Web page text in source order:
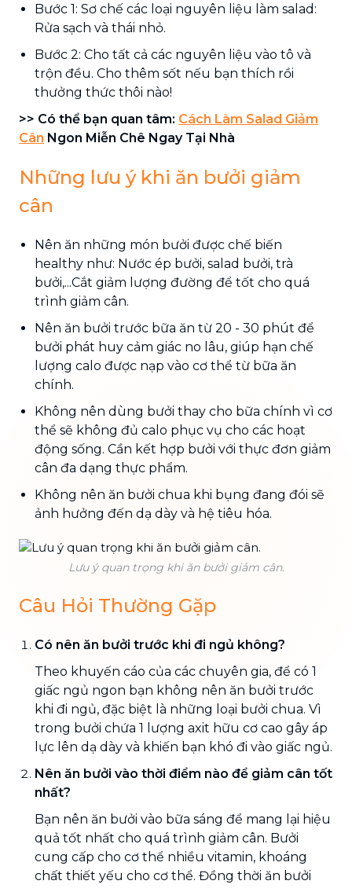
Bước 1: Sơ chế các loại nguyên liệu làm salad:
Rửa sạch và thái nhỏ.
Bước 2: Cho tất cả các nguyên liệu vào tô và
trộn đều. Cho thêm sốt nếu bạn thích rồi
thưởng thức thôi nào!
>> Có thể bạn quan tâm: Cách Làm Salad Giảm
Cân Ngon Miễn Chê Ngay Tại Nhà
Những lưu ý khi ăn bưởi giảm
cân
Nên ăn những món bưởi được chế biến
healthy như: Nước ép bưởi, salad bưởi, trà
bưởi,...Cắt giảm lượng đường để tốt cho quá
trình giảm cân.
Nên ăn bưởi trước bữa ăn từ 20 - 30 phút để
bưởi phát huy cảm giác no lâu, giúp hạn chế
lượng calo được nạp vào cơ thể từ bữa ăn
chính.
Không nên dùng bưởi thay cho bữa chính vì cơ
thể sẽ không đủ calo phục vụ cho các hoạt
động sống. Cần kết hợp bưởi với thực đơn giảm
cân đa dạng thực phẩm.
Không nên ăn bưởi chua khi bụng đang đói sẽ
ảnh hưởng đến dạ dày và hệ tiêu hóa.
Lưu ý quan trọng khi ăn bưởi giảm cân.
Câu Hỏi Thường Gặp
Có nên ăn bưởi trước khi đi ngủ không?
Theo khuyến cáo của các chuyên gia, để có 1
giấc ngủ ngon bạn không nên ăn bưởi trước
khi đi ngủ, đặc biệt là những loại bưởi chua. Vì
trong bưởi chứa 1 lượng axit hữu cơ cao gây áp
lực lên dạ dày và khiến bạn khó đi vào giấc ngủ.
Nên ăn bưởi vào thời điểm nào để giảm cân tốt
nhất?
Bạn nên ăn bưởi vào bữa sáng để mang lại hiệu
quả tốt nhất cho quá trình giảm cân. Bưởi
cung cấp cho cơ thể nhiều vitamin, khoáng
chất thiết yếu cho cơ thể. Đồng thời ăn bưởi